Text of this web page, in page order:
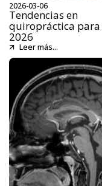
2026-03-06
Tendencias en
quiropráctica para
2026
Leer más...